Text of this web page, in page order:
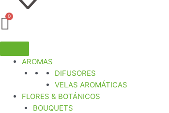
AROMAS
DIFUSORES
VELAS AROMÁTICAS
FLORES & BOTÁNICOS
BOUQUETS